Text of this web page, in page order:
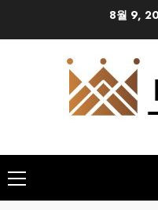
8월 9,
Primary
Menu